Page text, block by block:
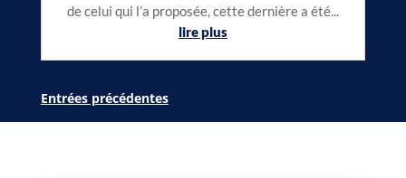
de celui qui l’a proposée, cette dernière a été...
lire plus
Entrées précédentes